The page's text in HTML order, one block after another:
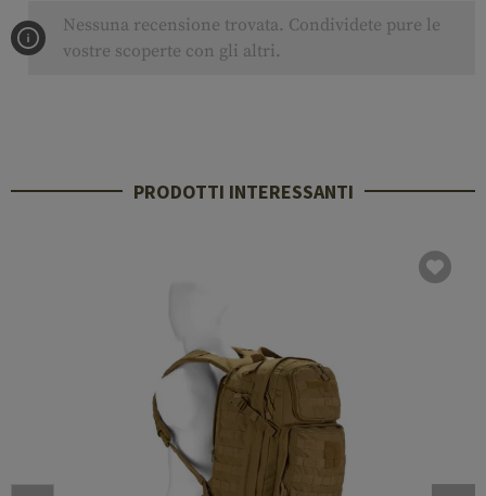
Nessuna recensione trovata. Condividete pure le
vostre scoperte con gli altri.
PRODOTTI INTERESSANTI